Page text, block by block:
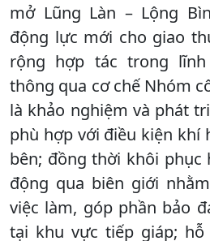
mở Lũng Làn – Lộng
động lực mới cho giao
rộng hợp tác trong
thông qua cơ chế Nhóm
là khảo nghiệm và phát
phù hợp với điều kiện khí
bên; đồng thời khôi phục
động qua biên giới
việc làm, góp phần bảo
tại khu vực tiếp giáp;